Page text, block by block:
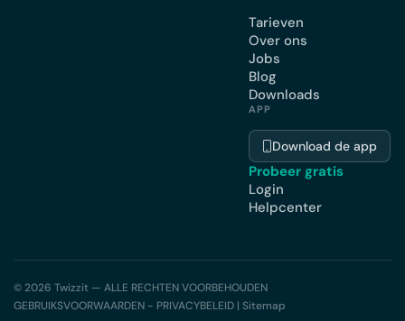
Tarieven
Over ons
Jobs
Blog
Downloads
APP
Download de app
Probeer gratis
Login
Helpcenter
© 2026 Twizzit — ALLE RECHTEN VOORBEHOUDEN
GEBRUIKSVOORWAARDEN - PRIVACYBELEID | Sitemap